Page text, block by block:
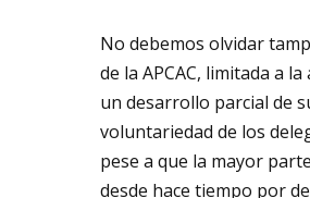
No debemos olvidar
de la APCAC, limitada a
un desarrollo parcial de
voluntariedad de los
pese a que la mayor
desde hace tiempo por